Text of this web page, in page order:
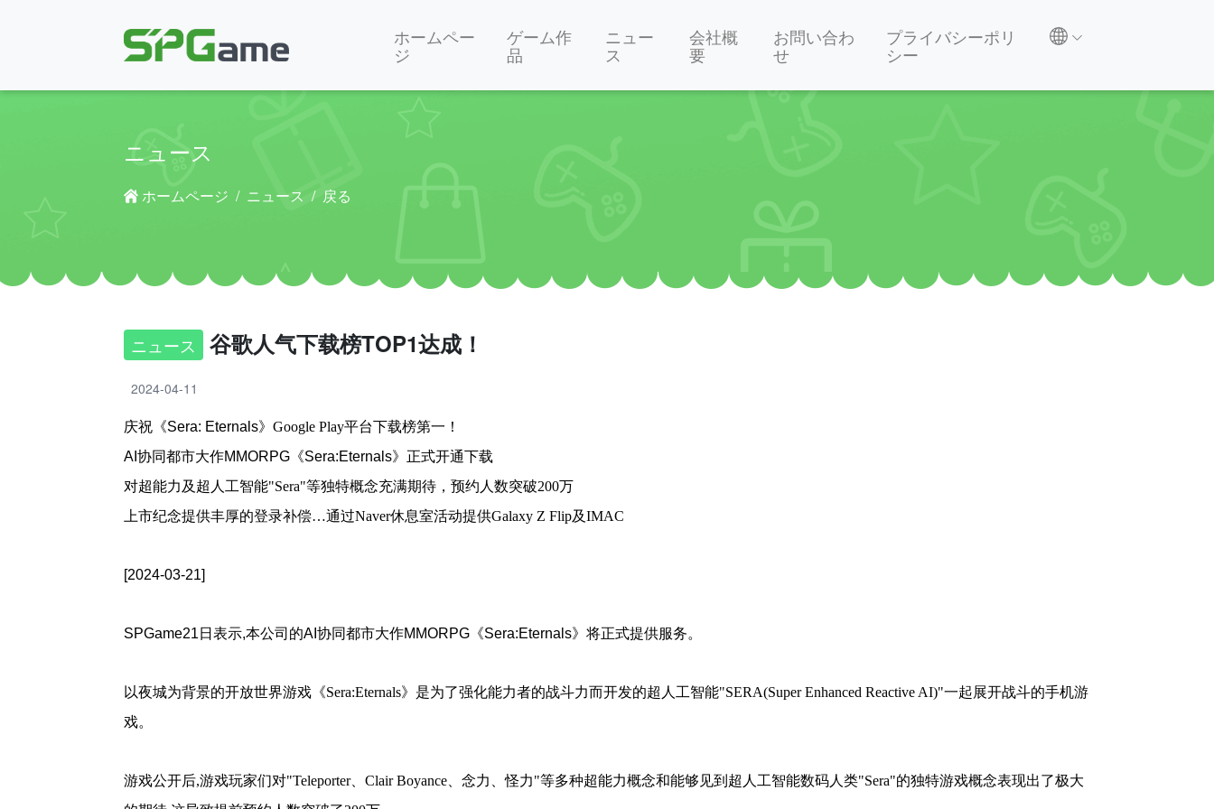
ホームペー
ジ
ゲーム作
品
ニュー
ス
会社概
要
お問い合わ
せ
プライバシーポリ
シー
ニュース
ホームページ ニュース 戻る
ニュース 谷歌人气下载榜TOP1达成！
2024-04-11
庆祝《Sera: Eternals》Google Play平台下载榜第一！
AI协同都市大作MMORPG《Sera:Eternals》正式开通下载
对超能力及超人工智能"Sera"等独特概念充满期待，预约人数突破200万
上市纪念提供丰厚的登录补偿…通过Naver休息室活动提供Galaxy Z Flip及IMAC
[2024-03-21]
SPGame21日表示,本公司的AI协同都市大作MMORPG《Sera:Eternals》将正式提供服务。
以夜城为背景的开放世界游戏《Sera:Eternals》是为了强化能力者的战斗力而开发的超人工智能"SERA(Super Enhanced Reactive AI)"一起展开战斗的手机游
戏。
游戏公开后,游戏玩家们对"Teleporter、Clair Boyance、念力、怪力"等多种超能力概念和能够见到超人工智能数码人类"Sera"的独特游戏概念表现出了极大